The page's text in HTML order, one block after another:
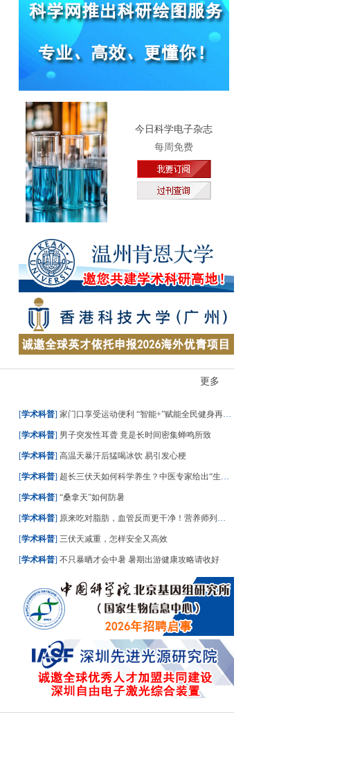
今日科学电子杂志
每周免费
更多
[学术科普] 家门口享受运动便利 “智能+”赋能全民健身再升级
[学术科普] 男子突发性耳聋 竟是长时间密集蝉鸣所致
[学术科普] 高温天暴汗后猛喝冰饮 易引发心梗
[学术科普] 超长三伏天如何科学养生？中医专家给出“生活处方”
[学术科普] “桑拿天”如何防暑
[学术科普] 原来吃对脂肪，血管反而更干净！营养师列出“好脂肪”清单，建议照着吃
[学术科普] 三伏天减重，怎样安全又高效
[学术科普] 不只暴晒才会中暑 暑期出游健康攻略请收好